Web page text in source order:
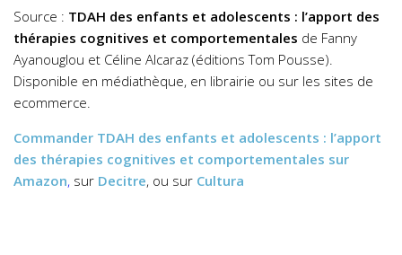
Source : TDAH des enfants et adolescents : l’apport des
thérapies cognitives et comportementales de Fanny
Ayanouglou et Céline Alcaraz (éditions Tom Pousse).
Disponible en médiathèque, en librairie ou sur les sites de
ecommerce.
Commander TDAH des enfants et adolescents : l’apport
des thérapies cognitives et comportementales sur
Amazon, sur Decitre, ou sur Cultura